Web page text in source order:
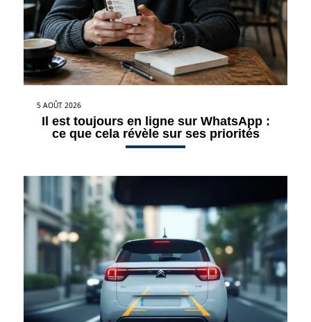
5 AOÛT 2026
Il est toujours en ligne sur WhatsApp :
ce que cela révèle sur ses priorités